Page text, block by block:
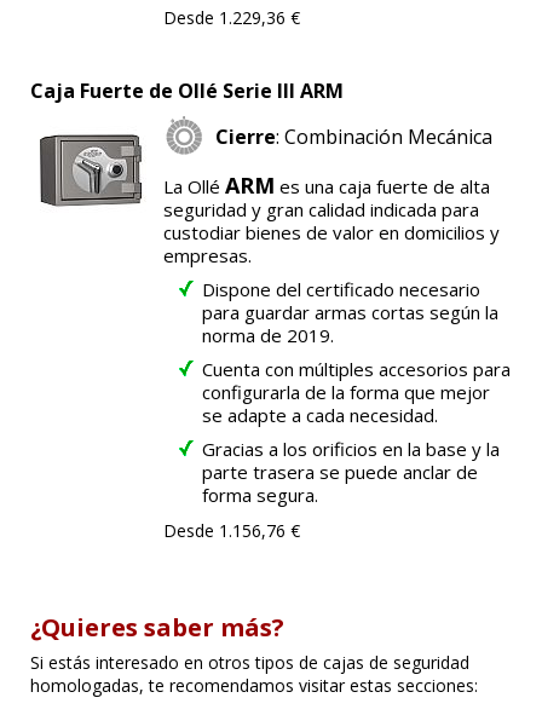
Desde 1.229,36 €
Caja Fuerte de Ollé Serie III ARM
Cierre: Combinación Mecánica
La OlléARM es una caja fuerte de alta
seguridad y gran calidad indicada para
custodiar bienes de valor en domicilios y
empresas.
Dispone del certificado necesario
para guardar armas cortas según la
norma de 2019.
Cuenta con múltiples accesorios para
configurarla de la forma que mejor
se adapte a cada necesidad.
Gracias a los orificios en la base y la
parte trasera se puede anclar de
forma segura.
Desde 1.156,76 €
¿Quieres saber más?
Si estás interesado en otros tipos de cajas de seguridad
homologadas, te recomendamos visitar estas secciones: